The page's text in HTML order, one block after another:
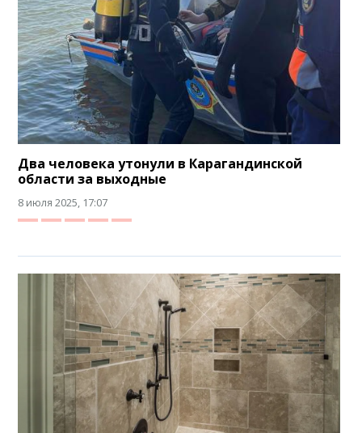
Два человека утонули в Карагандинской
области за выходные
8 июля 2025, 17:07